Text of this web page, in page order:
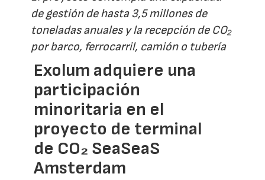
de gestión de hasta 3,5 millones de
toneladas anuales y la recepción de CO₂
por barco, ferrocarril, camión o tubería
Exolum adquiere una
participación
minoritaria en el
proyecto de terminal
de CO₂ SeaSeaS
Amsterdam